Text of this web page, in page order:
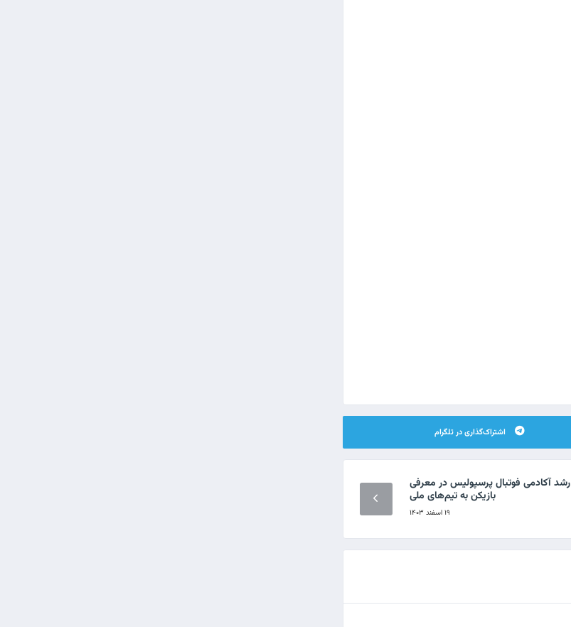
اشتراک‌گذاری در تلگرام
رشد آکادمی فوتبال پرسپولیس در معرفی
بازیکن به تیم‌های ملی
۱۹ اسفند ۱۴۰۳